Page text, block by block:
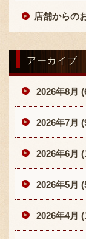
店舗からの
アーカイブ
2026年8月
2026年7月
2026年6月
2026年5月
2026年4月